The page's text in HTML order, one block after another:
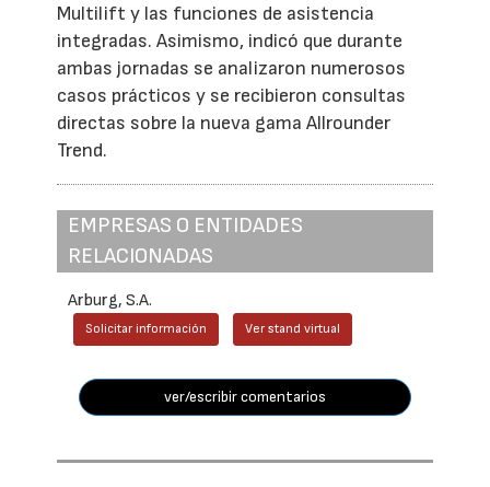
Multilift y las funciones de asistencia
integradas. Asimismo, indicó que durante
ambas jornadas se analizaron numerosos
casos prácticos y se recibieron consultas
directas sobre la nueva gama Allrounder
Trend.
EMPRESAS O ENTIDADES
RELACIONADAS
Arburg, S.A.
Solicitar información Ver stand virtual
ver/escribir comentarios